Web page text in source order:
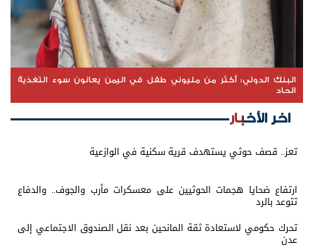
البنك الدولي: أكثر من مليوني طفل في اليمن يعانون سوء التغذية
الحاد
اخر الأخبار
تعز.. قصف حوثي يستهدف قرية سكنية في الوازعية
ارتفاع ضحايا هجمات الحوثيين على معسكرات مأرب والجوف.. والدفاع
تتوعد بالرد
تحرك حكومي لاستعادة ثقة المانحين بعد نقل الصندوق الاجتماعي إلى
عدن